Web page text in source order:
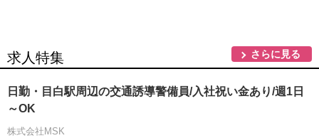
求人特集 さらに見る
日勤・目白駅周辺の交通誘導警備員/入社祝い金あり/週1日
～OK
株式会社MSK